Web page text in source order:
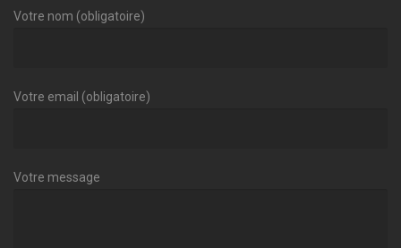
Votre nom (obligatoire)
Votre email (obligatoire)
Votre message